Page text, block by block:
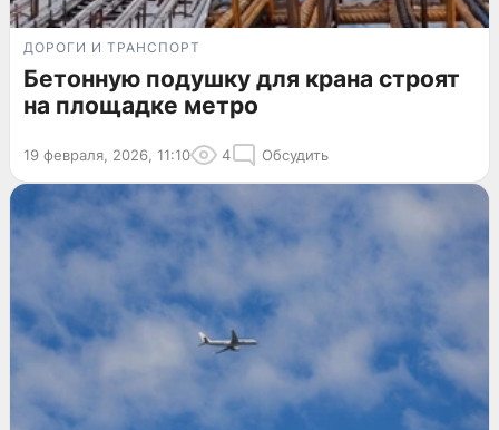
ДОРОГИ И ТРАНСПОРТ
Бетонную подушку для крана строят
на площадке метро
19 февраля, 2026, 11:10 4 Обсудить